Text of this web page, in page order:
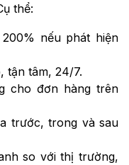
thể:
nếu phát hiện
tâm, 24/7.
đơn hàng trên
trong và sau
so với thị trường,